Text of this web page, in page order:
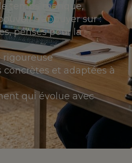
temps manque,
s'appuyer sur :
pensés pour la
et adaptées à
qui évolue avec